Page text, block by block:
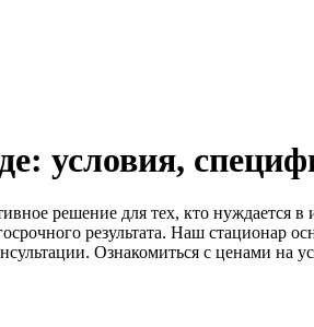
условия,
решение для тех, кто нуждается в
результата. Наш стационар
Ознакомиться с ценами на